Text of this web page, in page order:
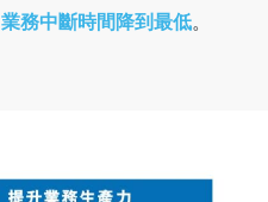
業務中斷時間降到最低。